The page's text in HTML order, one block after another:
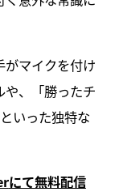
がマイクを付け
、「勝ったチ
いった独特な
にて無料配信